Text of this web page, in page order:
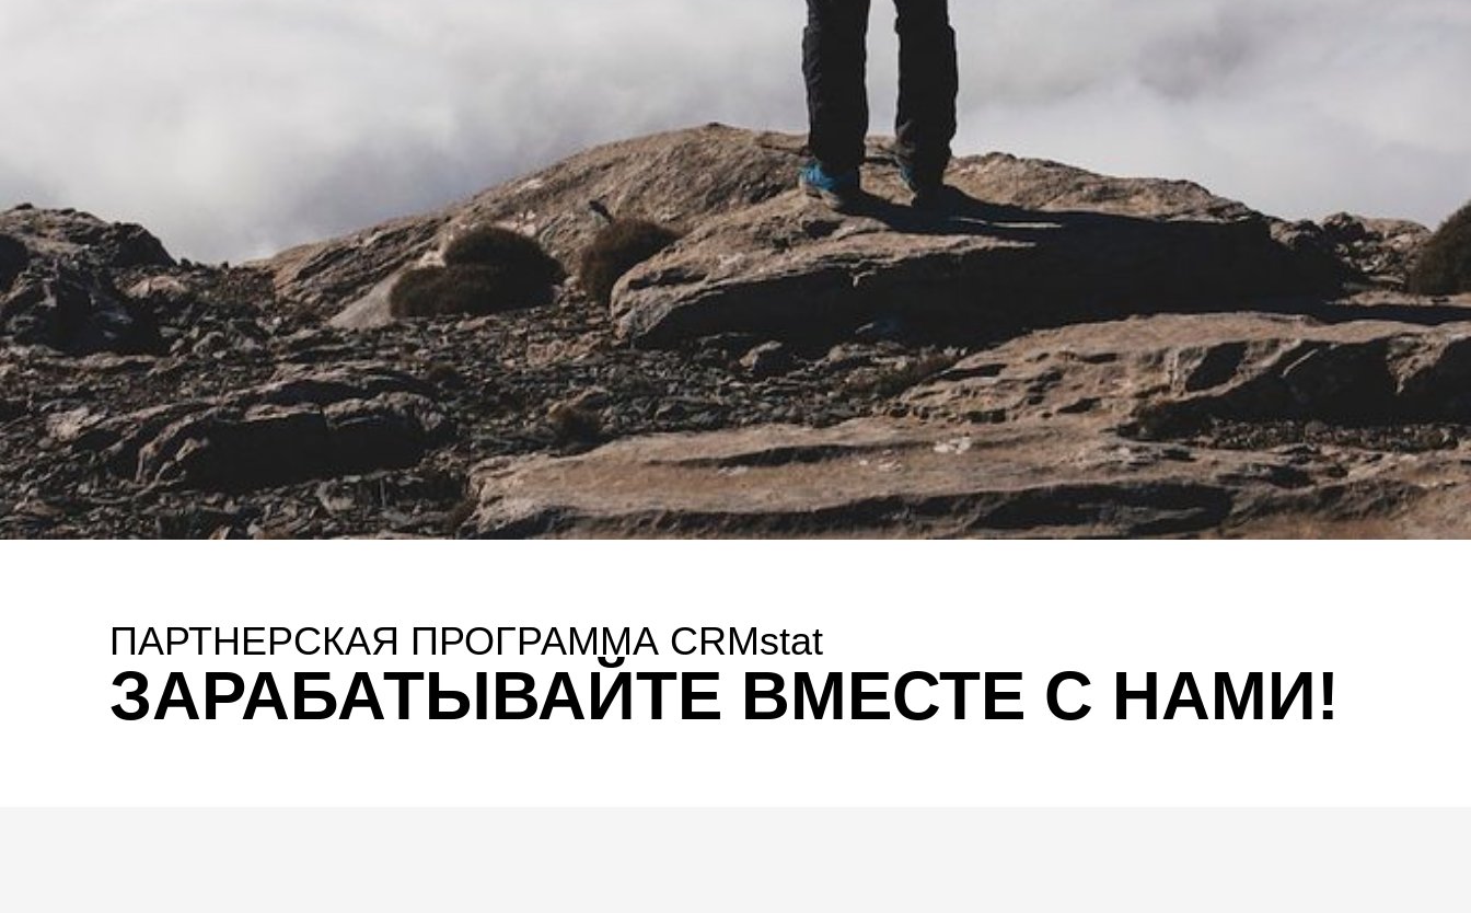
ПАРТНЕРСКАЯ ПРОГРАММА CRMstat
ЗАРАБАТЫВАЙТЕ ВМЕСТЕ С НАМИ!